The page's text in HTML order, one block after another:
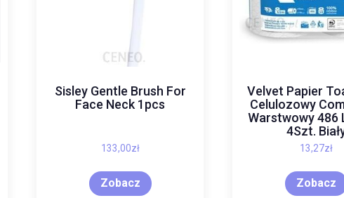
Sisley Gentle Brush For
Face Neck 1pcs
133,00zł
Zobacz
Velvet Papier
Celulozowy
Warstwowy 486
4Szt.
13,27zł
Zobacz